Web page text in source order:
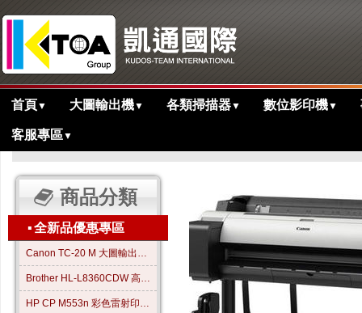
首頁▼ 大圖輸出機▼ 各類掃描器▼ 數位影印機▼
客服專區▼
主目錄
商品分類
▪全新品優惠專區
Canon TC-20 M 大圖輸出繪圖機
Brother HL-L8360CDW 高效彩色雷射印表機
HP CP M553n 彩色雷射印表機